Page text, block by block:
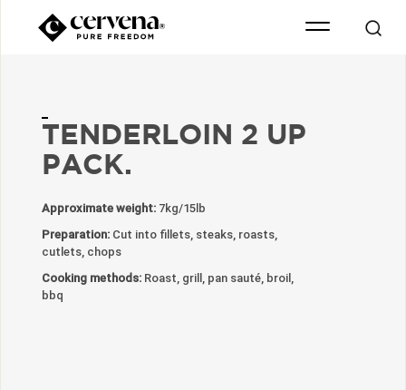
TENDERLOIN 2 UP
PACK.
Approximate weight:7kg/15lb
Preparation:Cut into fillets, steaks, roasts,
cutlets, chops
Cooking methods:Roast, grill, pan sauté, broil,
bbq